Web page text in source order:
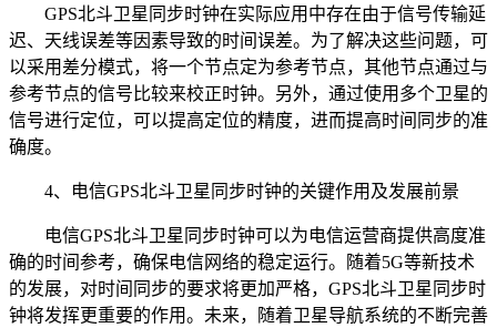
GPS北斗卫星同步时钟在实际应用中存在由于信号传输延
迟、天线误差等因素导致的时间误差。为了解决这些问题，可
以采用差分模式，将一个节点定为参考节点，其他节点通过与
参考节点的信号比较来校正时钟。另外，通过使用多个卫星的
信号进行定位，可以提高定位的精度，进而提高时间同步的准
确度。
4、电信GPS北斗卫星同步时钟的关键作用及发展前景
电信GPS北斗卫星同步时钟可以为电信运营商提供高度准
确的时间参考，确保电信网络的稳定运行。随着5G等新技术
的发展，对时间同步的要求将更加严格，GPS北斗卫星同步时
钟将发挥更重要的作用。未来，随着卫星导航系统的不断完善